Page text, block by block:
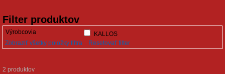
Filter produktov
Výrobcovia
KALLOS
Zobraziť všetky položky filtra
Resetovať filter
2 produktov